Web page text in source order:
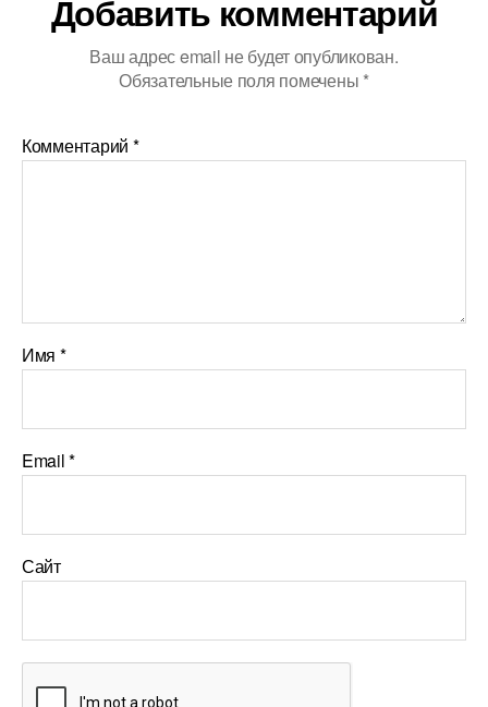
Добавить комментарий
Ваш адрес email не будет опубликован.
Обязательные поля помечены *
Комментарий *
Имя *
Email*
Сайт